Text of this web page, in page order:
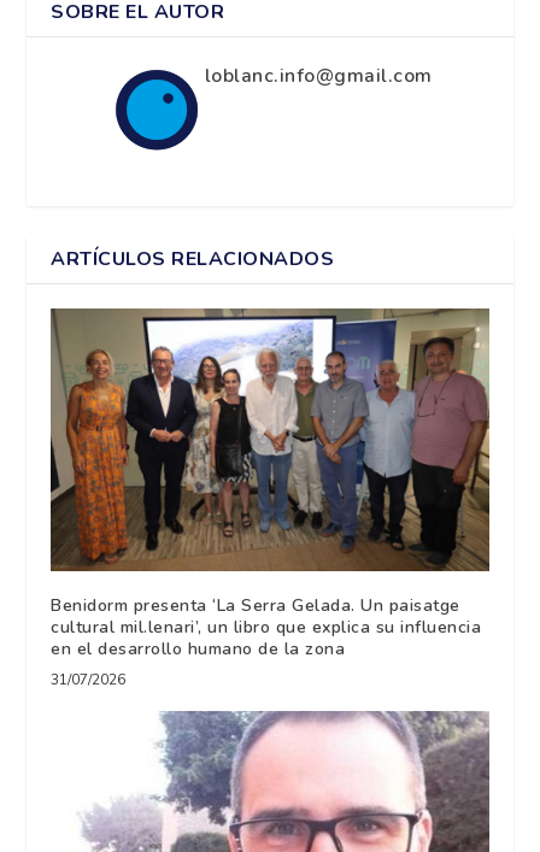
SOBRE EL AUTOR
loblanc.info@gmail.com
ARTÍCULOS RELACIONADOS
Benidorm presenta ‘La Serra Gelada. Un paisatge
cultural mil.lenari’, un libro que explica su influencia
en el desarrollo humano de la zona
31/07/2026